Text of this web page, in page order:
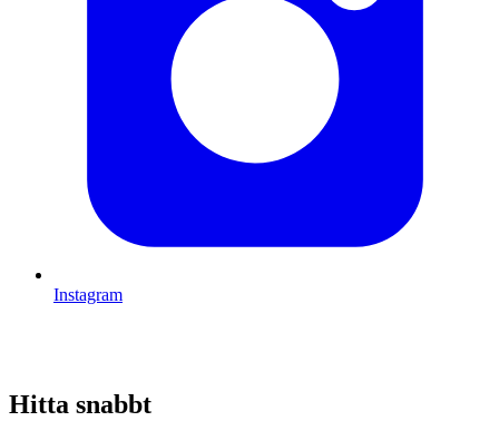
Instagram
Hitta snabbt